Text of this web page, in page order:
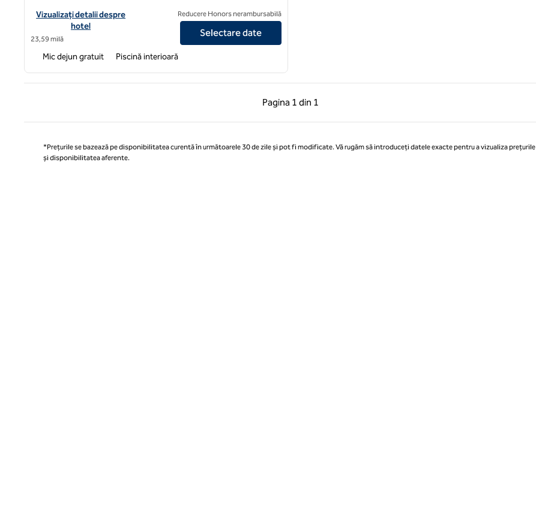
Vizualizați detaliile hotelului pentru Home2 Suites by Hilton Brooklyn Park Minneapolis
Vizualizați detalii despre
hotel
23,59 milă
Reducere Honors nerambursabilă
Selectare date
Mic dejun gratuit Piscină interioară
Pagina 1 din 1
Pagina anterioară, 1 din 1
Pagina 1 din 1
*Prețurile se bazează pe disponibilitatea curentă în următoarele 30 de zile și pot fi modificate. Vă rugăm să introduceți datele exacte pentru a vizualiza prețurile
și disponibilitatea aferente.